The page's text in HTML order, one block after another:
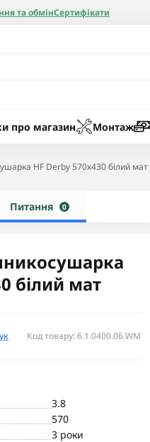
та обмінСертифікати
про магазин Монтаж
водяні
електричні
Колби
HF Derby 570х430 білий мат
Питання 0
білий мат
Код товару: 6.1.0400.06.WM
3.8
570
3 роки